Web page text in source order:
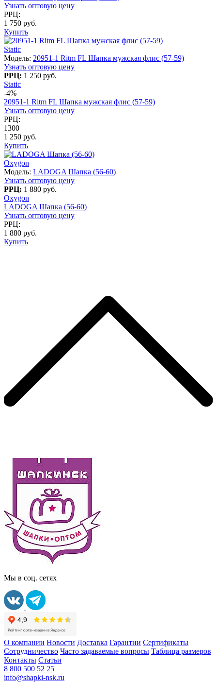
Узнать оптовую цену
РРЦ:
1 750 руб.
Купить
Static
Модель: 20951-1 Ritm FL Шапка мужская флис (57-59)
Узнать оптовую цену
РРЦ: 1 250 руб.
Static
-4%
20951-1 Ritm FL Шапка мужская флис (57-59)
Узнать оптовую цену
РРЦ:
1300
1 250 руб.
Купить
Oxygon
Модель: LADOGA Шапка (56-60)
Узнать оптовую цену
РРЦ: 1 880 руб.
Oxygon
LADOGA Шапка (56-60)
Узнать оптовую цену
РРЦ:
1 880 руб.
Купить
Мы в соц. сетях
О компании Новости Доставка Гарантии Сертификаты
Сотрудничество Часто задаваемые вопросы Таблица размеров
Контакты Статьи
8 800 500 52 25
info@shapki-nsk.ru